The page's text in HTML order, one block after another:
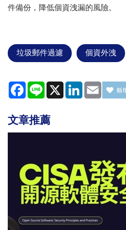
件備份，降低個資洩漏的風險。
垃圾郵件過濾 個資外洩
Facebook
Line X LinkedIn
Email
文章推薦